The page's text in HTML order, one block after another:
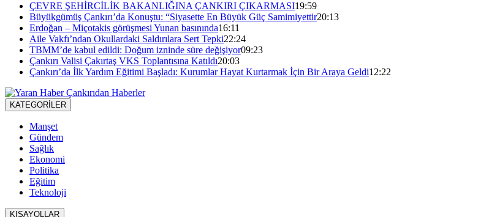
ÇEVRE ŞEHİRCİLİK BAKANLIĞINA ÇANKIRI ÇIKARMASI19:59
Büyükgümüş Çankırı’da Konuştu: “Siyasette En Büyük Güç Samimiyettir20:13
Erdoğan – Miçotakis görüşmesi Yunan basınında16:11
Aile Vakfı’ndan Okullardaki Saldırılara Sert Tepki22:24
TBMM’de kabul edildi: Doğum izninde süre değişiyor09:23
Çankırı Valisi Çakırtaş VKS Toplantısına Katıldı20:03
Çankırı’da İlk Yardım Eğitimi Başladı: Kurumlar Hayat Kurtarmak İçin Bir Araya Geldi12:22
KATEGORİLER
Manşet
Gündem
Sağlık
Ekonomi
Politika
Eğitim
Teknoloji
KISAYOLLAR